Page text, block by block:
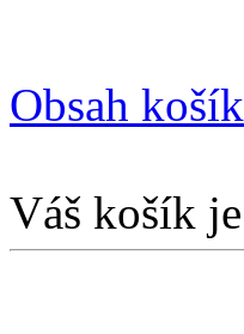
Obsah
Váš košík